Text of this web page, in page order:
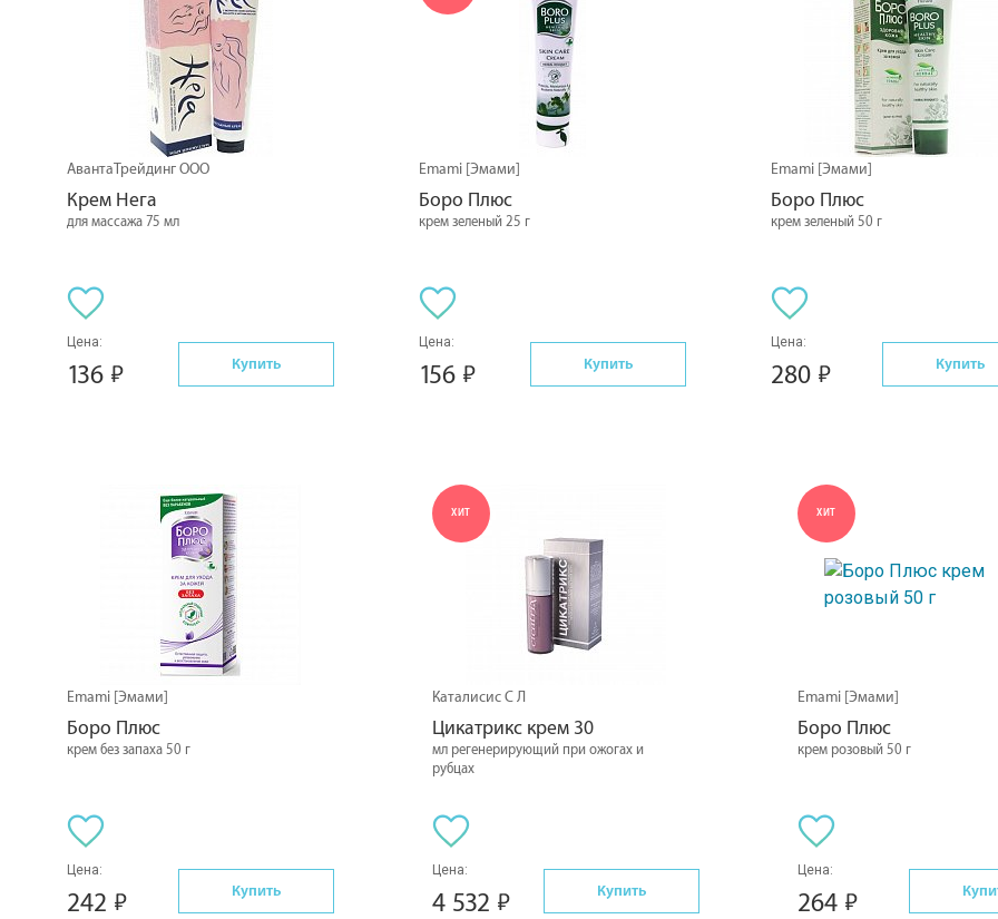
АвантаТрейдинг ООО
Крем Нега
для массажа 75 мл
Цена:
136 Купить
Emami [Эмами]
Боро Плюс
крем зеленый 25 г
Цена:
156 Купить
Emami [Эмами]
Боро Плюс
крем зеленый 50 г
Цена:
280 Купить
Emami [Эмами]
Боро Плюс
крем без запаха 50 г
Цена:
242 Купить
ХИТ
Каталисис С Л
Цикатрикс крем 30
мл регенерирующий при ожогах и
рубцах
Цена:
4 532 Купить
ХИТ
Emami [Эмами]
Боро Плюс
крем розовый 50 г
Цена:
264